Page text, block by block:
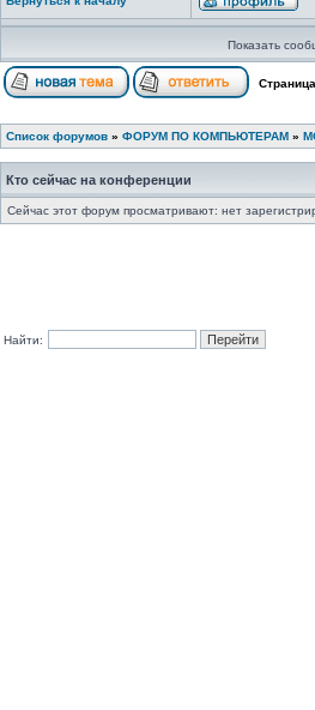
Показать
Страница
Список форумов » ФОРУМ ПО КОМПЬЮТЕРАМ »
Кто сейчас на конференции
Сейчас этот форум просматривают: нет
Найти: